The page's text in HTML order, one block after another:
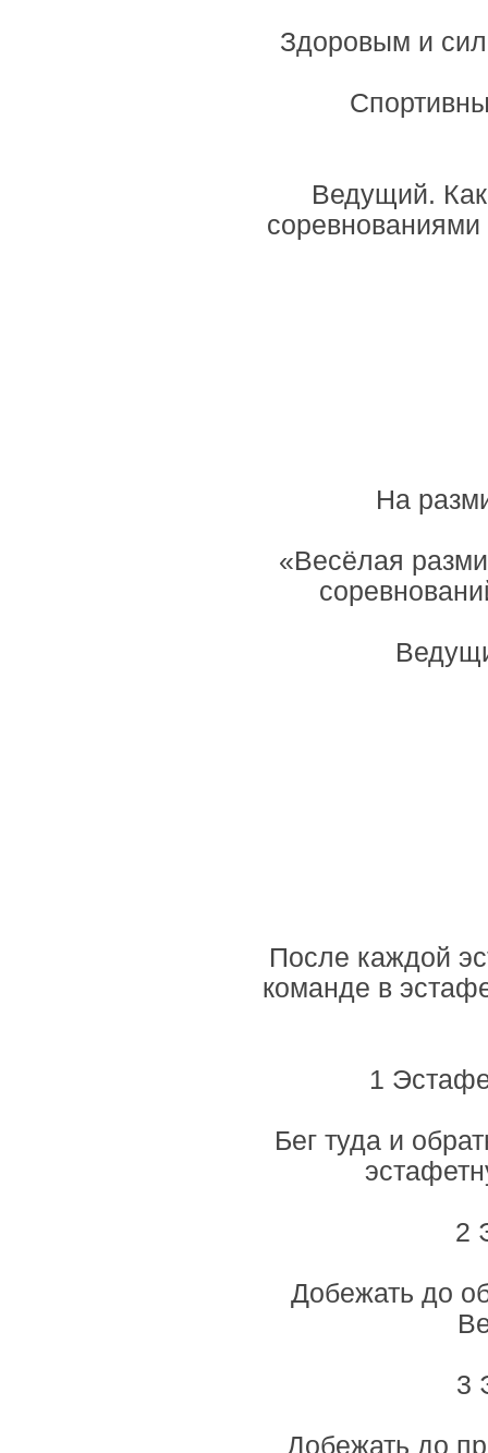
Здоровым и
Ведущий.
На
«Весёлая
После каждой
команде в
1
Бег туда и
2
Добежать до
3
Добежать до